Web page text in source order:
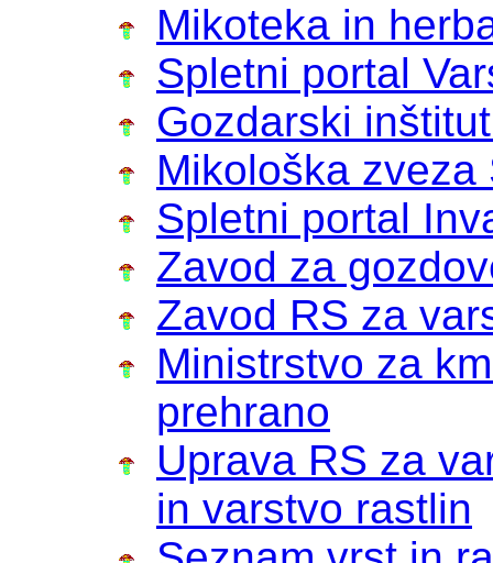
Mikoteka in
Spletni portal
Gozdarski
Mikološka zveza
Spletni portal
Zavod za
Zavod RS za
Ministrstvo za
prehrano
Uprava RS za
in varstvo rastlin